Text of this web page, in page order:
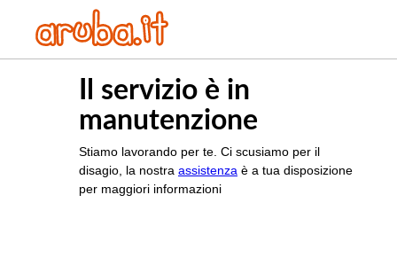
Il servizio è in
manutenzione
Stiamo lavorando per te. Ci scusiamo per il
disagio, la nostra assistenza è a tua disposizione
per maggiori informazioni